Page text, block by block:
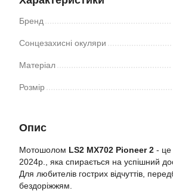
Бренд
Сонцезахисні окуляри
Матеріал
Розмір
Опис
Мотошолом LS2 MX702 Pioneer 2 - це
2024р., яка спирається на успішний
Для любителів гострих відчуттів,
бездоріжжям.